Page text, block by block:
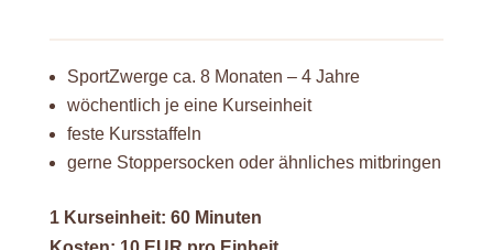
SportZwerge ca. 8 Monaten – 4 Jahre
wöchentlich je eine Kurseinheit
feste Kursstaffeln
gerne Stoppersocken oder ähnliches mitbringen
1 Kurseinheit: 60 Minuten